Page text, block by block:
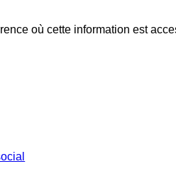
où cette information est